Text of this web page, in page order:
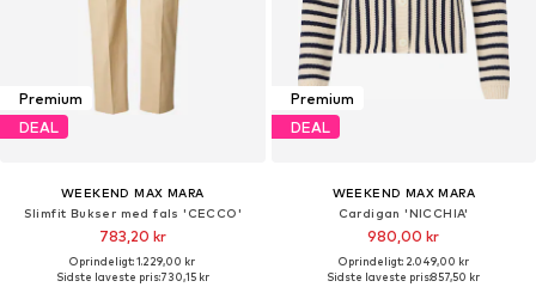
Premium
DEAL
WEEKEND MAX MARA
Slimfit Bukser med fals 'CECCO'
783,20 kr
Oprindeligt: 1.229,00 kr
Sidste laveste pris:730,15 kr
Premium
DEAL
WEEKEND MAX MARA
Cardigan 'NICCHIA'
980,00 kr
Oprindeligt: 2.049,00 kr
Sidste laveste pris:857,50 kr